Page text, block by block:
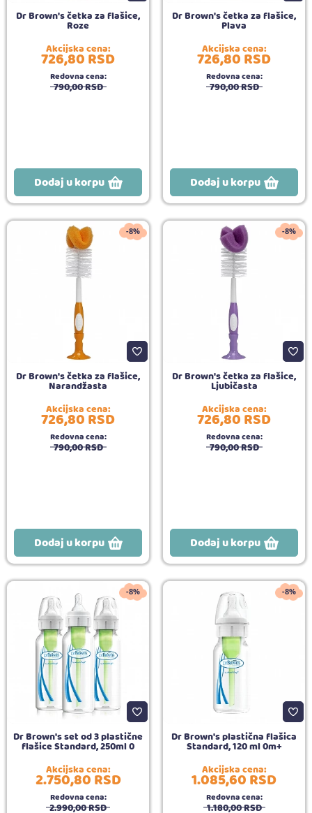
Dr Brown's četka za flašice,
Roze
Akcijska cena:
726,80RSD
Redovna cena:
790,00RSD
Dodaj u korpu
Dr Brown's četka za flašice,
Plava
Akcijska cena:
726,80RSD
Redovna cena:
790,00RSD
Dodaj u korpu
-8%
Dr Brown's četka za flašice,
Narandžasta
Akcijska cena:
726,80RSD
Redovna cena:
790,00RSD
Dodaj u korpu
-8%
Dr Brown's četka za flašice,
Ljubičasta
Akcijska cena:
726,80RSD
Redovna cena:
790,00RSD
Dodaj u korpu
-8%
Dr Brown's set od 3 plastične
flašice Standard, 250ml 0
Akcijska cena:
2.750,80RSD
Redovna cena:
2.990,00RSD
-8%
Dr Brown's plastična flašica
Standard, 120 ml 0m+
Akcijska cena:
1.085,60RSD
Redovna cena:
1.180,00RSD